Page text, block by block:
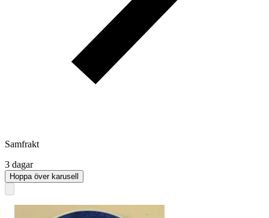
Samfrakt
3 dagar
Hoppa över karusell